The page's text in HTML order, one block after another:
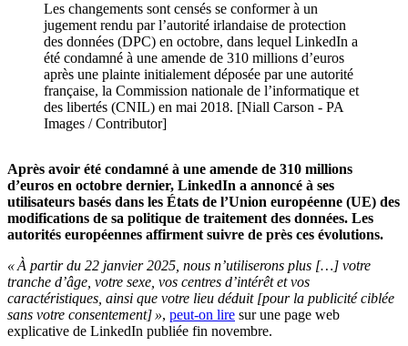
Les changements sont censés se conformer à un
jugement rendu par l’autorité irlandaise de protection
des données (DPC) en octobre, dans lequel LinkedIn a
été condamné à une amende de 310 millions d’euros
après une plainte initialement déposée par une autorité
française, la Commission nationale de l’informatique et
des libertés (CNIL) en mai 2018. [Niall Carson - PA
Images / Contributor]
Après avoir été condamné à une amende de 310 millions
d’euros en octobre dernier, LinkedIn a annoncé à ses
utilisateurs basés dans les États de l’Union européenne (UE) des
modifications de sa politique de traitement des données. Les
autorités européennes affirment suivre de près ces évolutions.
« À partir du 22 janvier 2025, nous n’utiliserons plus […] votre
tranche d’âge, votre sexe, vos centres d’intérêt et vos
caractéristiques, ainsi que votre lieu déduit [pour la publicité ciblée
sans votre consentement] », peut-on lire sur une page web
explicative de LinkedIn publiée fin novembre.